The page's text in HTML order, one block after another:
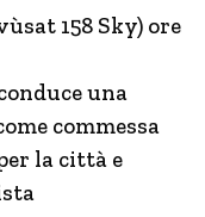
158 Sky) ore
una
commessa
la città e